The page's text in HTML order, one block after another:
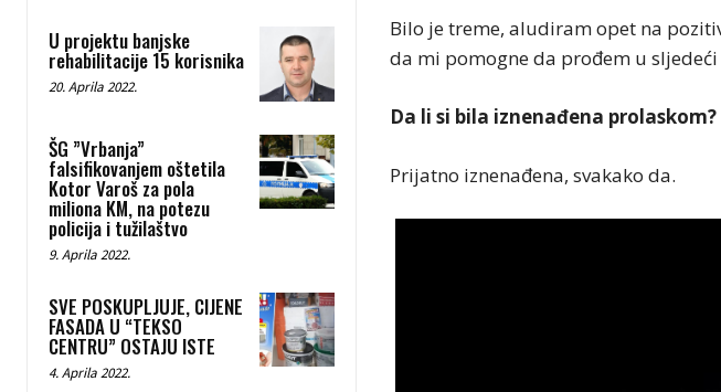
U projektu banjske
rehabilitacije 15 korisnika
20. Aprila 2022.
ŠG ”Vrbanja”
falsifikovanjem oštetila
Kotor Varoš za pola
miliona KM, na potezu
policija i tužilaštvo
9. Aprila 2022.
SVE POSKUPLJUJE, CIJENE
FASADA U “TEKSO
CENTRU” OSTAJU ISTE
4. Aprila 2022.
Bilo je treme, aludiram opet na
da mi pomogne da prođem u
Da li si bila iznenađena prolaskom?
Prijatno iznenađena, svakako da.